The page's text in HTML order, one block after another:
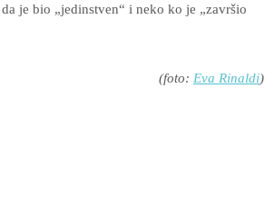
je bio „jedinstven“ i neko ko je „završio
(foto: Eva Rinaldi)